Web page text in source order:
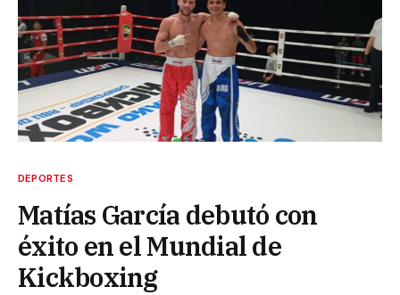
DEPORTES
Matías García debutó con
éxito en el Mundial de
Kickboxing